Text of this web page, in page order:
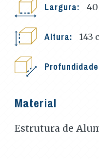
Largura: 40
Altura: 143
Material
Estrutura de